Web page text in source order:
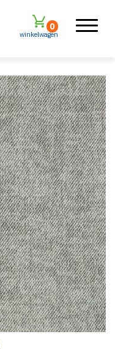
winkelwagen
0